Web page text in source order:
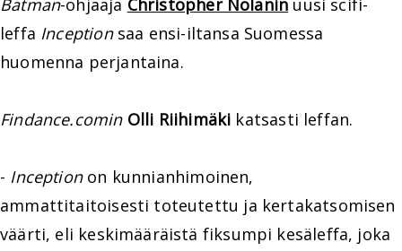
Batman-ohjaaja Christopher Nolanin uusi scifi-
leffa Inceptionsaa ensi-iltansa Suomessa
huomenna perjantaina.
Findance.comin Olli Riihimäki katsasti leffan.
- Inceptionon kunnianhimoinen,
ammattitaitoisesti toteutettu ja kertakatsomisen
väärti, eli keskimääräistä fiksumpi kesäleffa, joka